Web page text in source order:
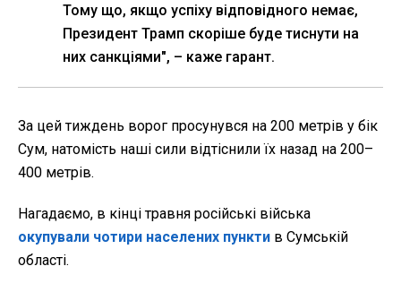
Тому що, якщо успіху відповідного немає,
Президент Трамп скоріше буде тиснути на
них санкціями", – каже гарант.
За цей тиждень ворог просунувся на 200 метрів у бік
Сум, натомість наші сили відтіснили їх назад на 200–
400 метрів.
Нагадаємо, в кінці травня російські війська
окупували чотири населених пункти в Сумській
області.